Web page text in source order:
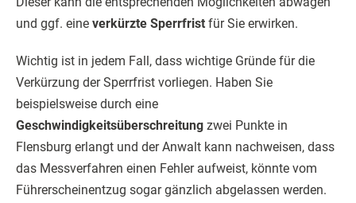
und ggf. eine verkürzte Sperrfrist für Sie erwirken.
Wichtig ist in jedem Fall, dass wichtige Gründe für die
Verkürzung der Sperrfrist vorliegen. Haben Sie
beispielsweise durch eine
Geschwindigkeitsüberschreitung zwei Punkte in
Flensburg erlangt und der Anwalt kann nachweisen, dass
das Messverfahren einen Fehler aufweist, könnte vom
Führerscheinentzug sogar gänzlich abgelassen werden.